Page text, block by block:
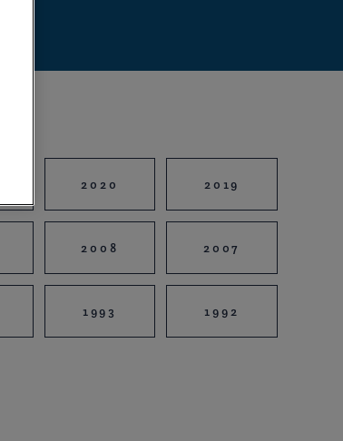
2020 2019
2008 2007
1993 1992